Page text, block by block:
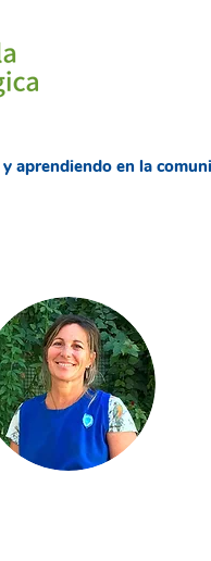
y aprendiendo en la